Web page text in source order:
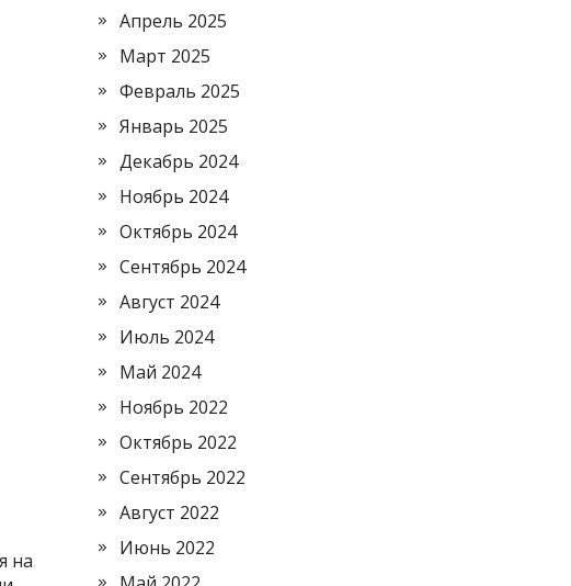
на
Апрель 2025
Март 2025
Февраль 2025
Январь 2025
Декабрь 2024
Ноябрь 2024
Октябрь 2024
Сентябрь 2024
Август 2024
Июль 2024
Май 2024
Ноябрь 2022
Октябрь 2022
Сентябрь 2022
Август 2022
Июнь 2022